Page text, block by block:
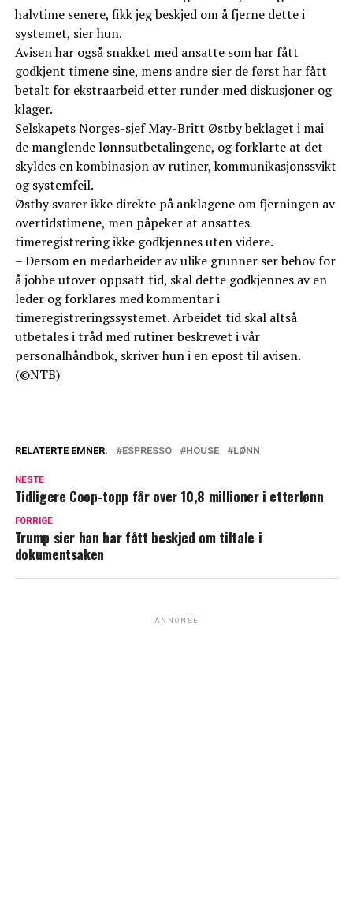
halvtime senere, fikk jeg beskjed om å fjerne dette i
systemet, sier hun.
Avisen har også snakket med ansatte som har fått
godkjent timene sine, mens andre sier de først har fått
betalt for ekstraarbeid etter runder med diskusjoner og
klager.
Selskapets Norges-sjef May-Britt Østby beklaget i mai
de manglende lønnsutbetalingene, og forklarte at det
skyldes en kombinasjon av rutiner, kommunikasjonssvikt
og systemfeil.
Østby svarer ikke direkte på anklagene om fjerningen av
overtidstimene, men påpeker at ansattes
timeregistrering ikke godkjennes uten videre.
– Dersom en medarbeider av ulike grunner ser behov for
å jobbe utover oppsatt tid, skal dette godkjennes av en
leder og forklares med kommentar i
timeregistreringssystemet. Arbeidet tid skal altså
utbetales i tråd med rutiner beskrevet i vår
personalhåndbok, skriver hun i en epost til avisen.
(©NTB)
RELATERTE EMNER: ESPRESSO HOUSE LØNN
NESTE
Tidligere Coop-topp får over 10,8 millioner i etterlønn
FORRIGE
Trump sier han har fått beskjed om tiltale i
dokumentsaken
ANNONSE